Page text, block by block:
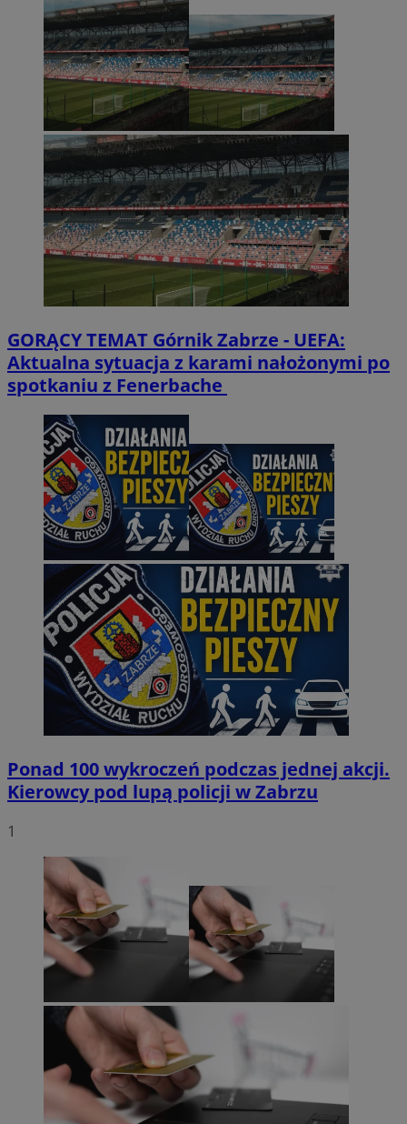
GORĄCY TEMAT Górnik Zabrze - UEFA:
Aktualna sytuacja z karami nałożonymi po
spotkaniu z Fenerbache
Ponad 100 wykroczeń podczas jednej akcji.
Kierowcy pod lupą policji w Zabrzu
1